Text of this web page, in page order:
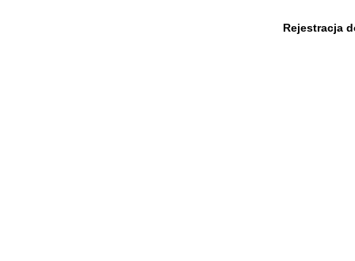
Rejestracja